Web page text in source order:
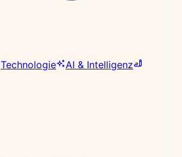
Technologie
AI & Intelligenz